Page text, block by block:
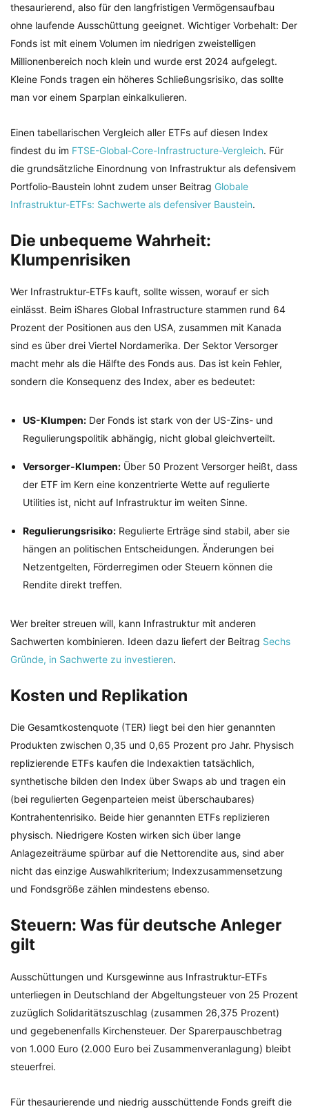
thesaurierend, also für den langfristigen Vermögensaufbau
ohne laufende Ausschüttung geeignet. Wichtiger Vorbehalt: Der
Fonds ist mit einem Volumen im niedrigen zweistelligen
Millionenbereich noch klein und wurde erst 2024 aufgelegt.
Kleine Fonds tragen ein höheres Schließungsrisiko, das sollte
man vor einem Sparplan einkalkulieren.
Einen tabellarischen Vergleich aller ETFs auf diesen Index
findest du im FTSE-Global-Core-Infrastructure-Vergleich. Für
die grundsätzliche Einordnung von Infrastruktur als defensivem
Portfolio-Baustein lohnt zudem unser Beitrag Globale
Infrastruktur-ETFs: Sachwerte als defensiver Baustein.
Die unbequeme Wahrheit:
Klumpenrisiken
Wer Infrastruktur-ETFs kauft, sollte wissen, worauf er sich
einlässt. Beim iShares Global Infrastructure stammen rund 64
Prozent der Positionen aus den USA, zusammen mit Kanada
sind es über drei Viertel Nordamerika. Der Sektor Versorger
macht mehr als die Hälfte des Fonds aus. Das ist kein Fehler,
sondern die Konsequenz des Index, aber es bedeutet:
US-Klumpen: Der Fonds ist stark von der US-Zins- und
Regulierungspolitik abhängig, nicht global gleichverteilt.
Versorger-Klumpen: Über 50 Prozent Versorger heißt, dass
der ETF im Kern eine konzentrierte Wette auf regulierte
Utilities ist, nicht auf Infrastruktur im weiten Sinne.
Regulierungsrisiko: Regulierte Erträge sind stabil, aber sie
hängen an politischen Entscheidungen. Änderungen bei
Netzentgelten, Förderregimen oder Steuern können die
Rendite direkt treffen.
Wer breiter streuen will, kann Infrastruktur mit anderen
Sachwerten kombinieren. Ideen dazu liefert der Beitrag Sechs
Gründe, in Sachwerte zu investieren.
Kosten und Replikation
Die Gesamtkostenquote (TER) liegt bei den hier genannten
Produkten zwischen 0,35 und 0,65 Prozent pro Jahr. Physisch
replizierende ETFs kaufen die Indexaktien tatsächlich,
synthetische bilden den Index über Swaps ab und tragen ein
(bei regulierten Gegenparteien meist überschaubares)
Kontrahentenrisiko. Beide hier genannten ETFs replizieren
physisch. Niedrigere Kosten wirken sich über lange
Anlagezeiträume spürbar auf die Nettorendite aus, sind aber
nicht das einzige Auswahlkriterium; Indexzusammensetzung
und Fondsgröße zählen mindestens ebenso.
Steuern: Was für deutsche Anleger
gilt
Ausschüttungen und Kursgewinne aus Infrastruktur-ETFs
unterliegen in Deutschland der Abgeltungsteuer von 25 Prozent
zuzüglich Solidaritätszuschlag (zusammen 26,375 Prozent)
und gegebenenfalls Kirchensteuer. Der Sparerpauschbetrag
von 1.000 Euro (2.000 Euro bei Zusammenveranlagung) bleibt
steuerfrei.
Für thesaurierende und niedrig ausschüttende Fonds greift die